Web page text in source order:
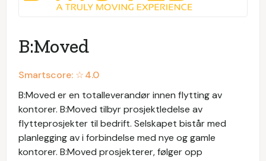
B:Moved
Smartscore: ☆4.0
B:Moved er en totalleverandør innen flytting av
kontorer. B:Moved tilbyr prosjektledelse av
flytteprosjekter til bedrift. Selskapet bistår med
planlegging av i forbindelse med nye og gamle
kontorer. B:Moved prosjekterer, følger opp